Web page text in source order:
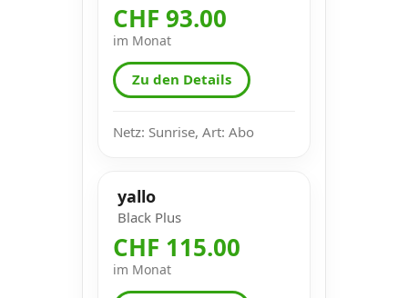
CHF 93.00
im Monat
Zu den Details
Netz: Sunrise, Art: Abo
yallo
Black Plus
CHF 115.00
im Monat